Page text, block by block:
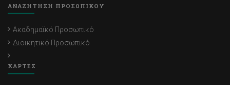
ΑΝΑΖΗΤΗΣΗ ΠΡΟΣΩΠΙΚΟΥ
Ακαδημαϊκό Προσωπικό
Διοικητικό Προσωπικό
ΧΑΡΤΕΣ